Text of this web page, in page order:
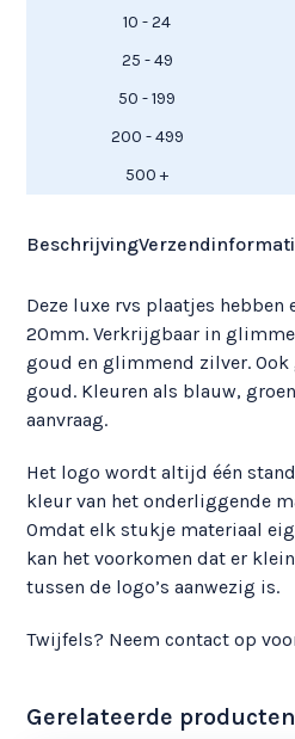
10 - 24
25 - 49
50 - 199
200 - 499
500 +
Beschrijving
Deze luxe rvs plaatjes hebben
20mm. Verkrijgbaar in
goud en glimmend zilver.
goud. Kleuren als blauw,
aanvraag.
Het logo wordt altijd één
kleur van het onderliggende
Omdat elk stukje materiaal
kan het voorkomen dat er
tussen de logo’s aanwezig is.
Twijfels? Neem contact op
Gerelateerde producten